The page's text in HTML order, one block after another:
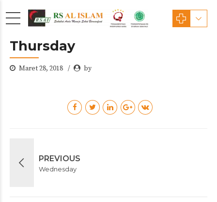
Thursday
Maret 28, 2018 by
PREVIOUS
Wednesday